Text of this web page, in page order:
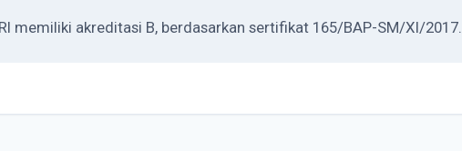
memiliki akreditasi B, berdasarkan sertifikat 165/BAP-SM/XI/2017.